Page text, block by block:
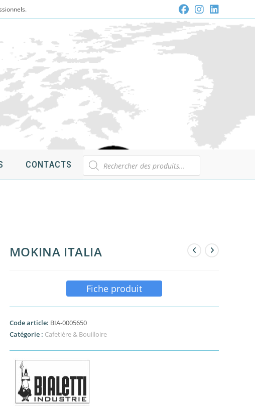
CONTACTS
Recherche
de
produits
MOKINA ITALIA
Fiche produit
Code article: BIA-0005650
Catégorie : Cafetière & Bouilloire